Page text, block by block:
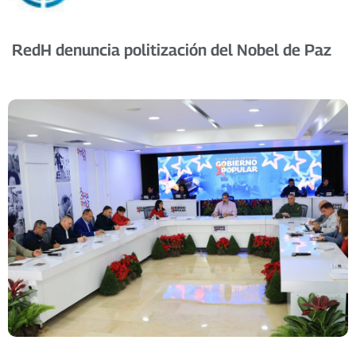
RedH denuncia politización del Nobel de Paz